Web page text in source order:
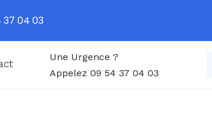
Une Urgence ?
Appelez 09 54 37 04 03
37 04 03